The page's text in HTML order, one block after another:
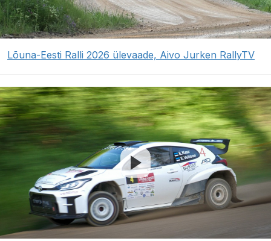
Lõuna-Eesti Ralli 2026 ülevaade, Aivo Jurken RallyTV